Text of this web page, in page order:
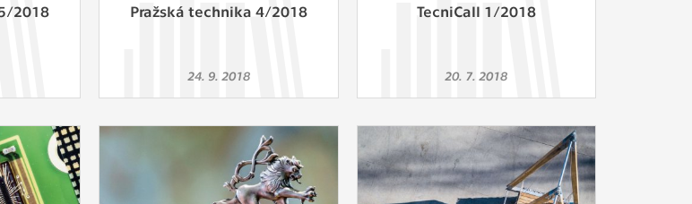
byly přiřazeny do některé z kategorií
2018 Pražská technika 4/2018
24. 9. 2018
TecniCall 1/2018
20. 7. 2018